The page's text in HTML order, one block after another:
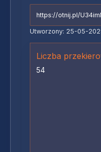
https://otnij.pl/
Utworzony: 25-05-
Liczba
54